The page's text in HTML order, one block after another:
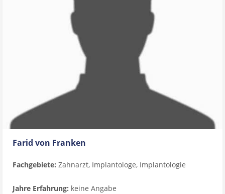
Farid von Franken
Fachgebiete: Zahnarzt, Implantologe, Implantologie
Jahre Erfahrung: keine Angabe